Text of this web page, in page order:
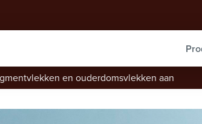
en ouderdomsvlekken aan